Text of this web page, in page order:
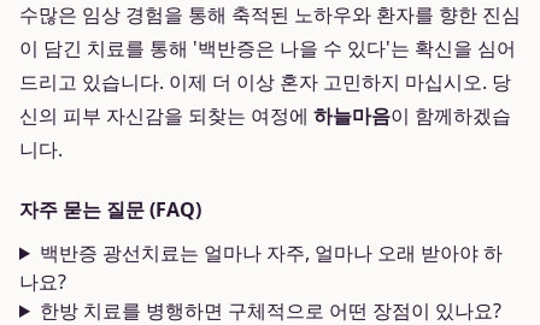
수많은 임상 경험을 통해 축적된 노하우와 환자를 향한 진심
이 담긴 치료를 통해 '백반증은 나을 수 있다'는 확신을 심어
드리고 있습니다. 이제 더 이상 혼자 고민하지 마십시오. 당
신의 피부 자신감을 되찾는 여정에 하늘마음이 함께하겠습
니다.
자주 묻는 질문 (FAQ)
백반증 광선치료는 얼마나 자주, 얼마나 오래 받아야 하
나요?
한방 치료를 병행하면 구체적으로 어떤 장점이 있나요?